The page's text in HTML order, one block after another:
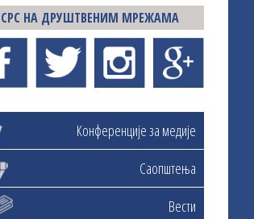
СРС НА ДРУШТВЕНИМ МРЕЖАМА
Конференције за медије
Саопштења
Вести